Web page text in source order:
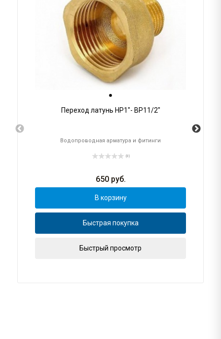
Переход латунь НР1"- ВР11/2"
Водопроводная арматура и фитинги
(0)
650руб.
В корзину
Быстрая покупка
Быстрый просмотр